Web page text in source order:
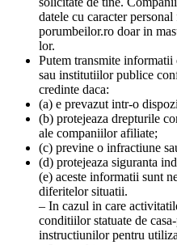
datele cu caracter
porumbeilor.ro doar in
lor.
Putem transmite
sau institutiilor publice
credinte daca:
(a) e prevazut intr-o
(b) protejeaza drepturile
ale companiilor afiliate;
(c) previne o infractiune
(d) protejeaza siguranta
(e) aceste informatii sunt
diferitelor situatii.
– In cazul in care
conditiilor statuate de
instructiunilor pentru